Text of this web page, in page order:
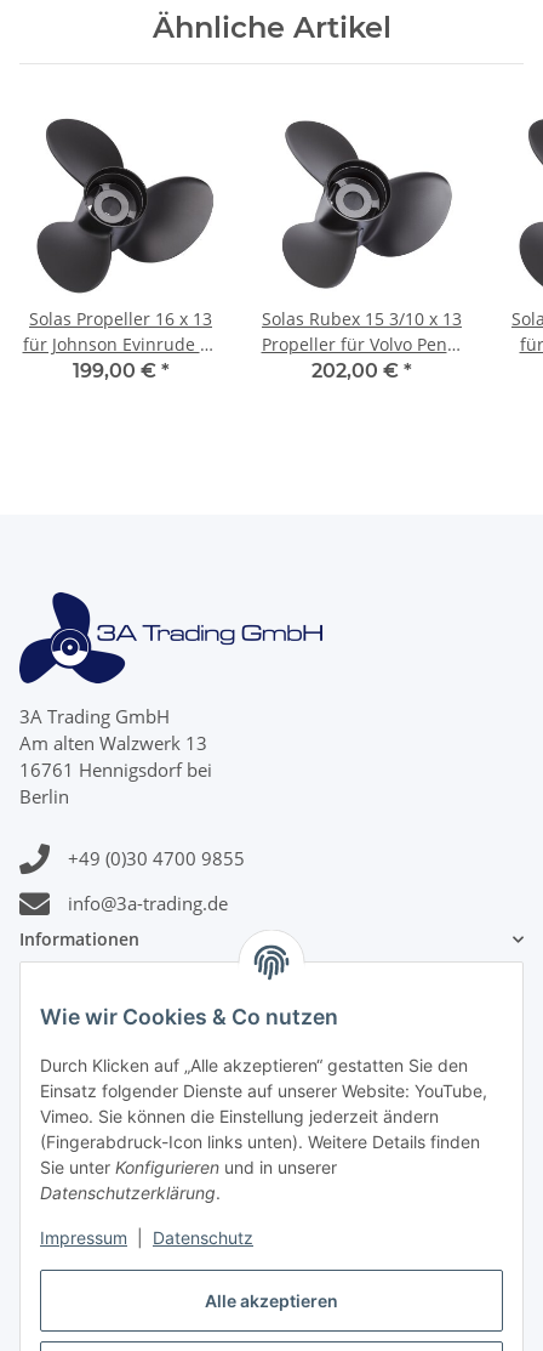
Alle akzeptieren
Wie wir Cookies & Co nutzen
Durch Klicken auf „Alle akzeptieren“ gestatten Sie den
Einsatz folgender Dienste auf unserer Website: YouTube,
Vimeo. Sie können die Einstellung jederzeit ändern
(Fingerabdruck-Icon links unten). Weitere Details finden
Sie unter Konfigurieren und in unserer
Datenschutzerklärung.
Impressum Datenschutz
Ähnliche Artikel
Solas Propeller 16 x 13
für Johnson Evinrude 90
- 300 PS 3-Blatt 15 Zähne
199,00 € *
Solas Rubex 15 3/10 x 13
Propeller für Volvo Penta
SX 3 Blatt 19 Zähne
202,00 € *
3A Trading GmbH
Am alten Walzwerk 13
16761 Hennigsdorf bei
Berlin
+49 (0)30 4700 9855
info@3a-trading.de
Informationen
Gesetzliche Informationen
Zahlungsinformationen
Versandinformationen